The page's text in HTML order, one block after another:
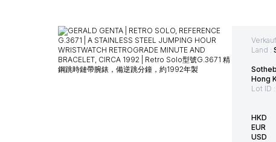
Land :
Hong
Lot ID :
HKD
EUR
USD